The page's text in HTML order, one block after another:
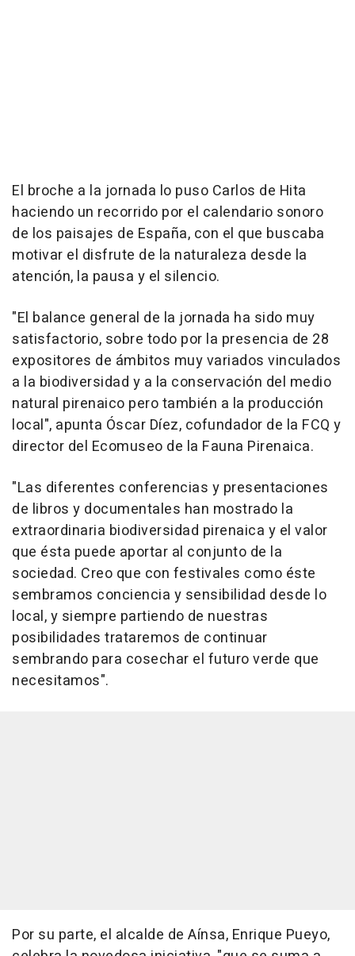
El broche a la jornada lo puso Carlos de Hita
haciendo un recorrido por el calendario sonoro
de los paisajes de España, con el que buscaba
motivar el disfrute de la naturaleza desde la
atención, la pausa y el silencio.
"El balance general de la jornada ha sido muy
satisfactorio, sobre todo por la presencia de 28
expositores de ámbitos muy variados vinculados
a la biodiversidad y a la conservación del medio
natural pirenaico pero también a la producción
local", apunta Óscar Díez, cofundador de la FCQ y
director del Ecomuseo de la Fauna Pirenaica.
"Las diferentes conferencias y presentaciones
de libros y documentales han mostrado la
extraordinaria biodiversidad pirenaica y el valor
que ésta puede aportar al conjunto de la
sociedad. Creo que con festivales como éste
sembramos conciencia y sensibilidad desde lo
local, y siempre partiendo de nuestras
posibilidades trataremos de continuar
sembrando para cosechar el futuro verde que
necesitamos".
Por su parte, el alcalde de Aínsa, Enrique Pueyo,